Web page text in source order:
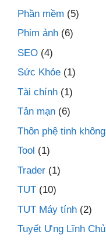
Phần mềm (5)
Phim ảnh (6)
SEO (4)
Sức Khỏe (1)
Tài chính (1)
Tản mạn (6)
Thôn phệ tinh không
Tool (1)
Trader (1)
TUT (10)
TUT Máy tính (2)
Tuyết Ưng Lĩnh Chủ